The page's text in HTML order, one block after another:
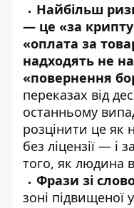
Найбільш
— це «за
«оплата за
надходять не
«повернення
переказах від
останньому
розцінити це як
без ліцензії — і
того, як людина
Фрази зі
зоні підвищеної